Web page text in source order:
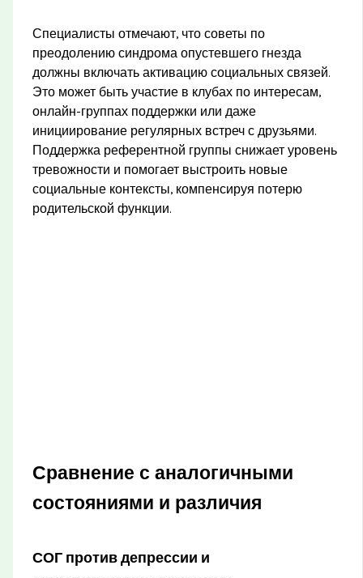
Специалисты отмечают, что советы по
преодолению синдрома опустевшего гнезда
должны включать активацию социальных связей.
Это может быть участие в клубах по интересам,
онлайн-группах поддержки или даже
инициирование регулярных встреч с друзьями.
Поддержка референтной группы снижает уровень
тревожности и помогает выстроить новые
социальные контексты, компенсируя потерю
родительской функции.
Сравнение с аналогичными
состояниями и различия
СОГ против депрессии и